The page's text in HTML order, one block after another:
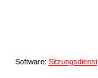
Software: Sitzungsdienst